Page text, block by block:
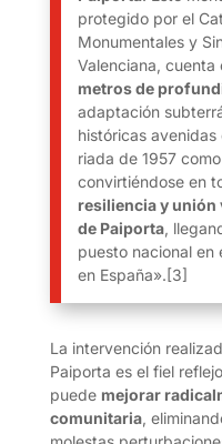
protegido por el
Monumentales y
Valenciana, cuenta
metros de
adaptación
históricas
riada de 1957
convirtiéndose en
resiliencia y unión
de Paiporta,
puesto nacional en
en España». [3]
La intervención
Paiporta es el fiel
puede mejorar
comunitaria,